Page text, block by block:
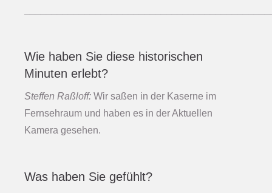
Wie haben Sie diese historischen
Minuten erlebt?
Steffen Raßloff: Wir saßen in der Kaserne im
Fernsehraum und haben es in der Aktuellen
Kamera gesehen.
Was haben Sie gefühlt?